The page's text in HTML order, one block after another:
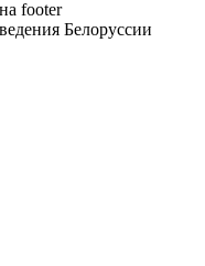
Белоруссии